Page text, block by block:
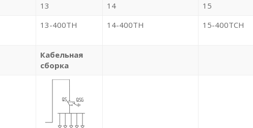
13 14
15
13-400ТН 14-400ТН 15-400ТСН
Кабельная
сборка